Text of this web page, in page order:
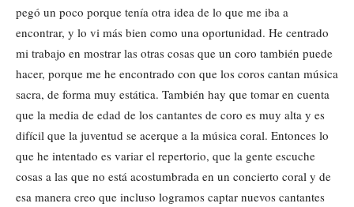
pegó un poco porque tenía otra idea de lo que me iba a
encontrar, y lo vi más bien como una oportunidad. He centrado
mi trabajo en mostrar las otras cosas que un coro también puede
hacer, porque me he encontrado con que los coros cantan música
sacra, de forma muy estática. También hay que tomar en cuenta
que la media de edad de los cantantes de coro es muy alta y es
difícil que la juventud se acerque a la música coral. Entonces lo
que he intentado es variar el repertorio, que la gente escuche
cosas a las que no está acostumbrada en un concierto coral y de
esa manera creo que incluso logramos captar nuevos cantantes